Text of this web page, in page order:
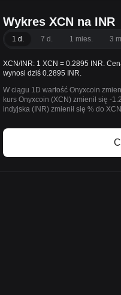
Wykres XCN na INR
1 d. 7 d. 1 mies. 3
XCN/INR: 1 XCN = 0.2895 INR.
wynosi dziś 0.2895 INR.
W ciągu 1D wartość Onyxcoin
kurs Onyxcoin (XCN) zmienił się -
indyjska (INR) zmienił się % do